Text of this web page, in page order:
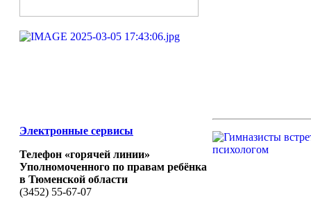
Электронные сервисы
Телефон «горячей линии»
Уполномоченного по правам ребёнка
в Тюменской области
(3452) 55-67-07